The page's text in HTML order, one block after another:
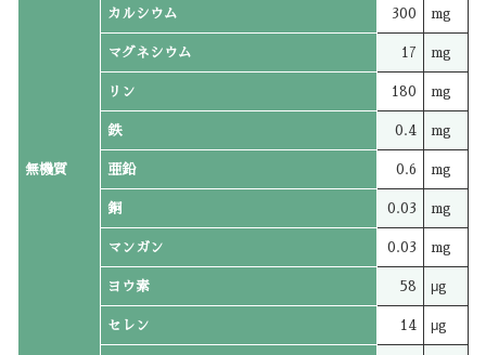
無機質
カルシウム 300 mg
マグネシウム 17 mg
リン 180 mg
鉄 0.4 mg
亜鉛 0.6 mg
銅 0.03 mg
マンガン 0.03 mg
ヨウ素 58 μg
セレン 14 μg